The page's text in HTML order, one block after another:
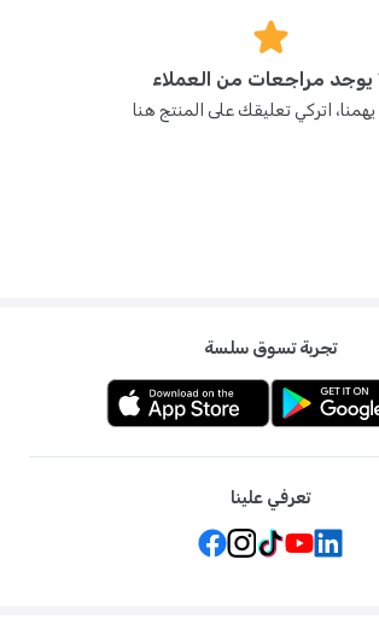
جيب مخصص لتحضير المصحف وكتب الأدعية.
هذا؟
لا يستطيعون الوقوف لأداء الصلاة، وهو نسخة جديدة
يوجد مراجعات من العملاء
يهمنا، اتركي تعليقك على المنتج هنا
تجربة تسوق سلسة
تعرفي علينا